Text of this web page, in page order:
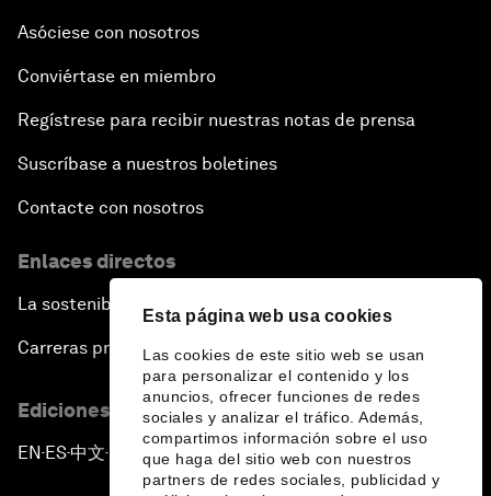
Esta página web usa cookies
Las cookies de este sitio web se usan
para personalizar el contenido y los
anuncios, ofrecer funciones de redes
sociales y analizar el tráfico. Además,
compartimos información sobre el uso
que haga del sitio web con nuestros
partners de redes sociales, publicidad y
Asóciese con nosotros
Conviértase en miembro
Regístrese para recibir nuestras notas de prensa
Suscríbase a nuestros boletines
Contacte con nosotros
Enlaces directos
La sostenibilidad en el Foro
Carreras profesionales
Ediciones en otros idiomas
EN ▪ES▪中文▪ 日本語